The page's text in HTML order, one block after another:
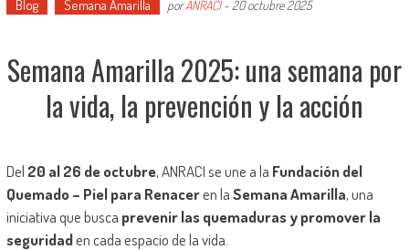
Blog Semana Amarilla porANRACI- 20 octubre 2025
Semana Amarilla 2025: una semana por
la vida, la prevención y la acción
Del 20 al 26 de octubre, ANRACI se une a la Fundación del
Quemado – Piel para Renaceren laSemana Amarilla, una
iniciativa que busca prevenir las quemaduras y promover la
seguridaden cada espacio de la vida.